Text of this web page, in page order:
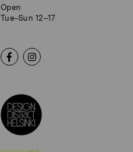
Open
Tue–Sun 12–17